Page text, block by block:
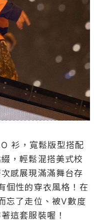
衫，寬鬆版型搭配
，輕鬆混搭美式校
感展現滿滿舞台存
個性的穿衣風格！在
忘了走位、被V數度
這套服裝喔！